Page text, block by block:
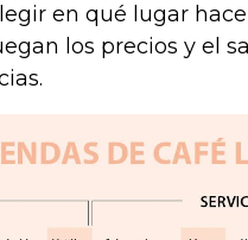
en qué lugar
los precios y el